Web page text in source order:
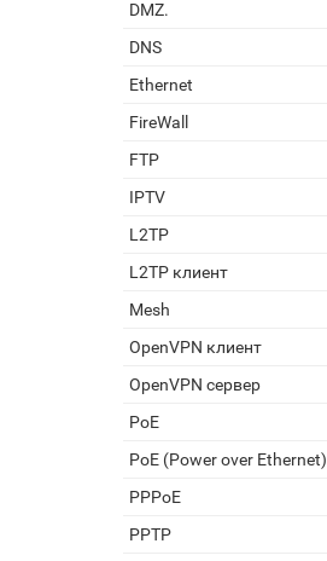
DMZ.
DNS
Ethernet
FireWall
FTP
IPTV
L2TP
L2TP клиент
Mesh
OpenVPN клиент
OpenVPN сервер
PoE
PoE (Power over Ethernet)
PPPoE
PPTP